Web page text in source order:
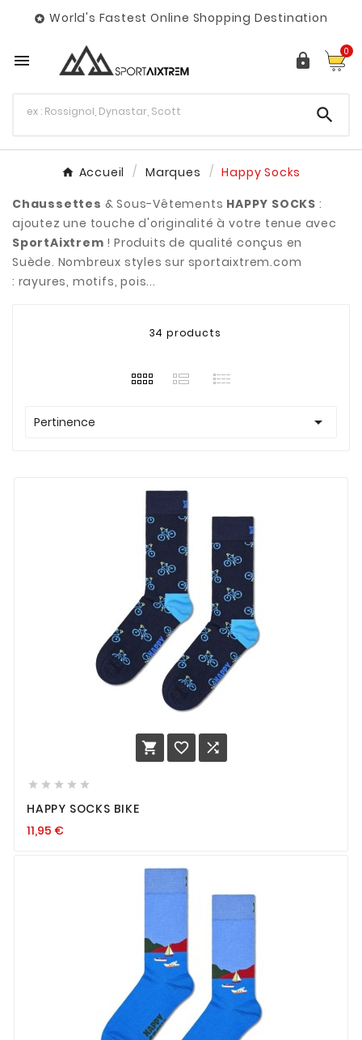
 World's Fastest Online Shopping Destination
  0

Accueil Marques
Happy Socks
Chaussettes & Sous-Vêtements HAPPY SOCKS :
ajoutez une touche d'originalité à votre tenue avec
SportAixtrem ! Produits de qualité conçus en
Suède. Nombreux styles sur sportaixtrem.com
: rayures, motifs, pois...
34 products
Pertinence 
  
    
HAPPY SOCKS BIKE
11,95 €